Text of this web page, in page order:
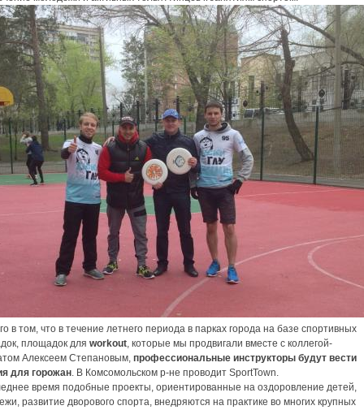
в том, что в течение летнего периода в парках города на базе спортивных
площадок для workout, которые мы продвигали вместе с коллегой-
Алексеем Степановым, профессиональные инструкторы будут вести
для горожан. В Комсомольском р-не проводит SportTown.
время подобные проекты, ориентированные на оздоровление детей,
развитие дворового спорта, внедряются на практике во многих крупных